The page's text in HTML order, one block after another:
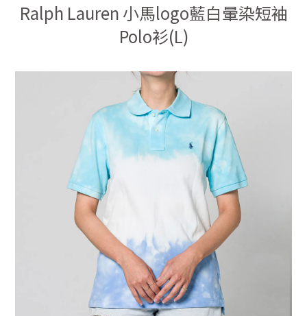
Ralph Lauren 小馬logo藍白暈染短袖
Polo衫(L)